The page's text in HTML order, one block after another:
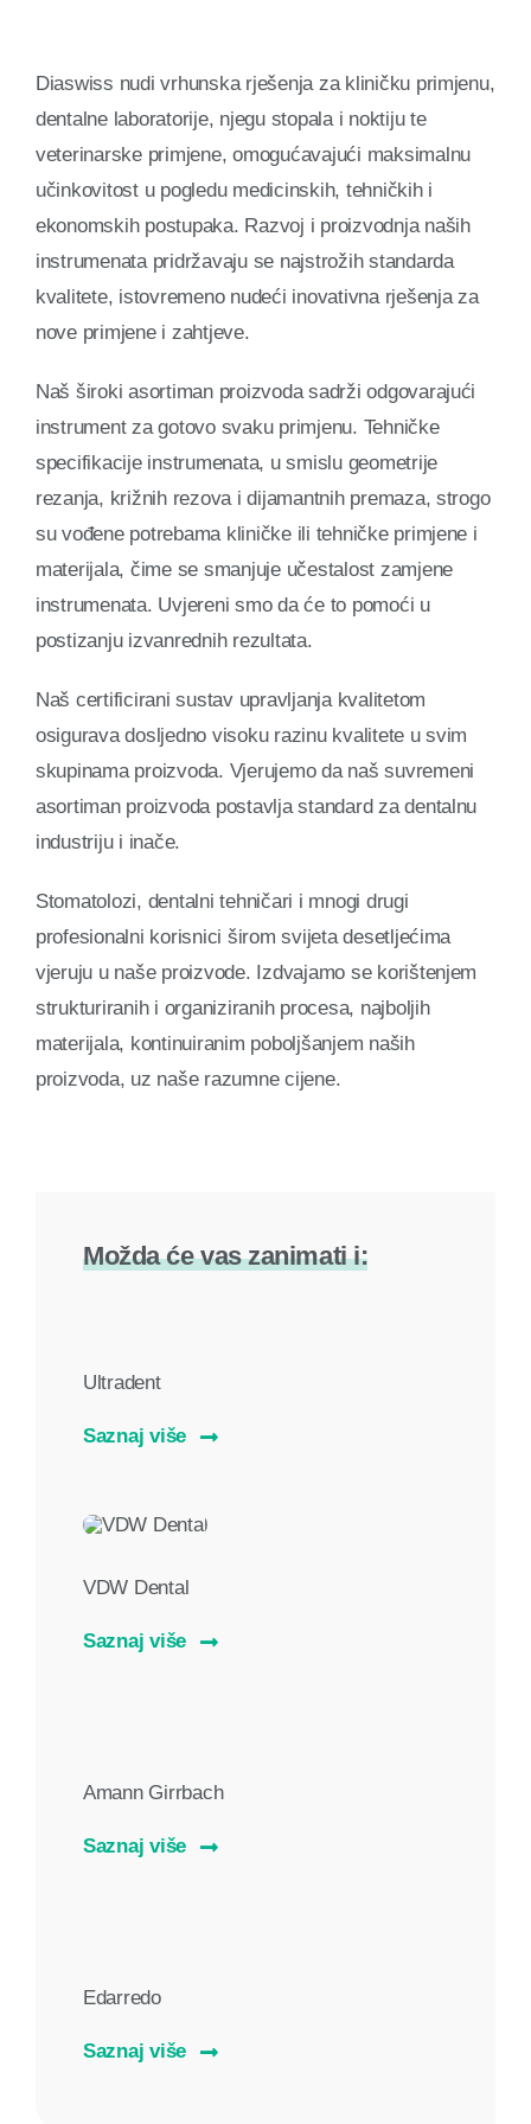
Kontakt
Diaswiss nudi vrhunska rješenja za kliničku primjenu,
dentalne laboratorije, njegu stopala i noktiju te
veterinarske primjene, omogućavajući maksimalnu
učinkovitost u pogledu medicinskih, tehničkih i
ekonomskih postupaka. Razvoj i proizvodnja naših
instrumenata pridržavaju se najstrožih standarda
kvalitete, istovremeno nudeći inovativna rješenja za
nove primjene i zahtjeve.
Naš široki asortiman proizvoda sadrži odgovarajući
instrument za gotovo svaku primjenu. Tehničke
specifikacije instrumenata, u smislu geometrije
rezanja, križnih rezova i dijamantnih premaza, strogo
su vođene potrebama kliničke ili tehničke primjene i
materijala, čime se smanjuje učestalost zamjene
instrumenata. Uvjereni smo da će to pomoći u
postizanju izvanrednih rezultata.
Naš certificirani sustav upravljanja kvalitetom
osigurava dosljedno visoku razinu kvalitete u svim
skupinama proizvoda. Vjerujemo da naš suvremeni
asortiman proizvoda postavlja standard za dentalnu
industriju i inače.
Stomatolozi, dentalni tehničari i mnogi drugi
profesionalni korisnici širom svijeta desetljećima
vjeruju u naše proizvode. Izdvajamo se korištenjem
strukturiranih i organiziranih procesa, najboljih
materijala, kontinuiranim poboljšanjem naših
proizvoda, uz naše razumne cijene.
Možda će vas zanimati i:
Ultradent
Saznaj više
VDW Dental
Saznaj više
Amann Girrbach
Saznaj više
Edarredo
Saznaj više